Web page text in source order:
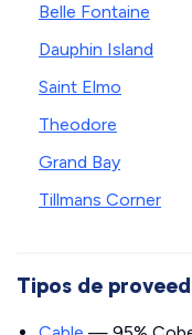
Belle Fontaine
Dauphin Island
Saint Elmo
Theodore
Grand Bay
Tillmans Corner
Tipos de